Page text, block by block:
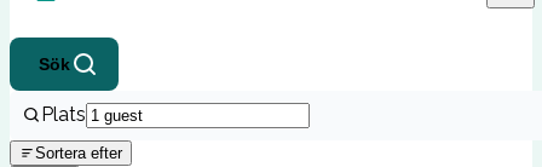
Sök
Plats
Sortera efter